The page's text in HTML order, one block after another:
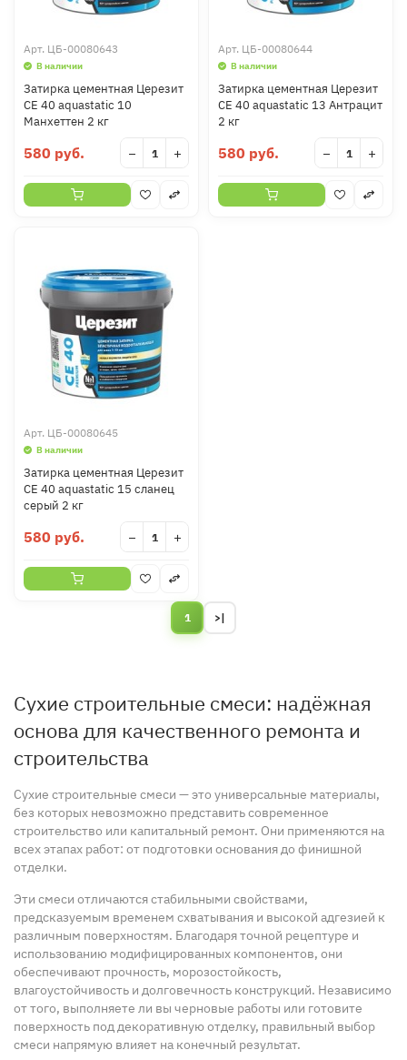
Арт. ЦБ-00080643
В наличии
Затирка цементная Церезит
CE 40 aquastatic 10
Манхеттен 2 кг
580 руб. − +
Арт. ЦБ-00080644
В наличии
Затирка цементная Церезит
CE 40 aquastatic 13 Антрацит
2 кг
580 руб. − +
Арт. ЦБ-00080645
В наличии
Затирка цементная Церезит
CE 40 aquastatic 15 сланец
серый 2 кг
580 руб. − +
1 >|
Сухие строительные смеси: надёжная
основа для качественного ремонта и
строительства
Сухие строительные смеси — это универсальные материалы,
без которых невозможно представить современное
строительство или капитальный ремонт. Они применяются на
всех этапах работ: от подготовки основания до финишной
отделки.
Эти смеси отличаются стабильными свойствами,
предсказуемым временем схватывания и высокой адгезией к
различным поверхностям. Благодаря точной рецептуре и
использованию модифицированных компонентов, они
обеспечивают прочность, морозостойкость,
влагоустойчивость и долговечность конструкций. Независимо
от того, выполняете ли вы черновые работы или готовите
поверхность под декоративную отделку, правильный выбор
смеси напрямую влияет на конечный результат.